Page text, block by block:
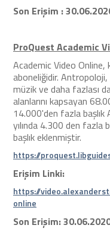
Son Erişim :
ProQuest Academic
Academic Video Online,
aboneliğidir. Antropoloji,
müzik ve daha fazlası
alanlarını kapsayan
14.000'den fazla
yılında 4.300 den fazla
başlık eklenmiştir.
https://
Erişim Linki:
https://
online
Son Erişim: